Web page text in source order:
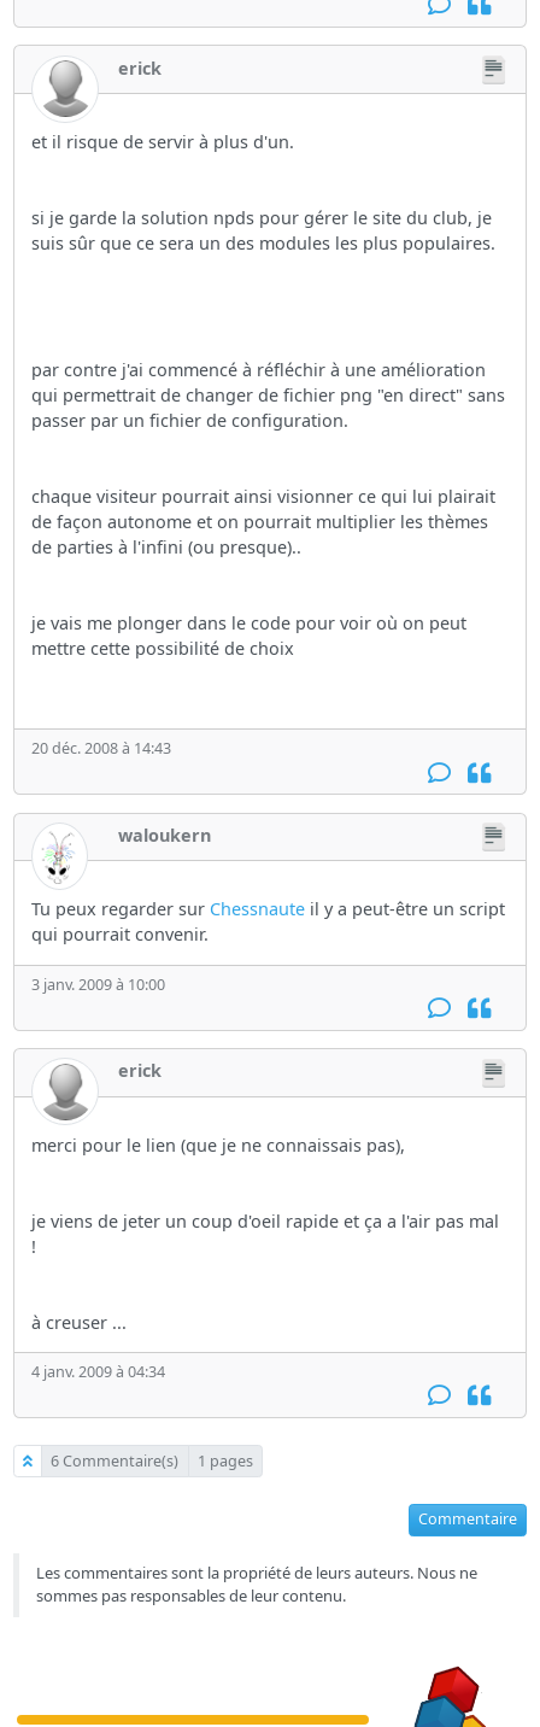
erick
et il risque de servir à plus d'un.
si je garde la solution npds pour gérer le site du club, je
suis sûr que ce sera un des modules les plus populaires.
par contre j'ai commencé à réfléchir à une amélioration
qui permettrait de changer de fichier png "en direct" sans
passer par un fichier de configuration.
chaque visiteur pourrait ainsi visionner ce qui lui plairait
de façon autonome et on pourrait multiplier les thèmes
de parties à l'infini (ou presque)..
je vais me plonger dans le code pour voir où on peut
mettre cette possibilité de choix
20 déc. 2008 à 14:43
waloukern
Tu peux regarder sur Chessnaute il y a peut-être un script
qui pourrait convenir.
3 janv. 2009 à 10:00
erick
merci pour le lien (que je ne connaissais pas),
je viens de jeter un coup d'oeil rapide et ça a l'air pas mal
!
à creuser ...
4 janv. 2009 à 04:34
6 Commentaire(s) 1 pages
Commentaire
Les commentaires sont la propriété de leurs auteurs. Nous ne
sommes pas responsables de leur contenu.